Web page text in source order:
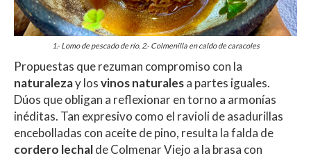
1.- Lomo de pescado de río. 2.- Colmenilla en caldo de caracoles
Propuestas que rezuman compromiso con la
naturalezay losvinos naturalesa partes iguales.
Dúos que obligan a reflexionar en torno a armonías
inéditas. Tan expresivo como el ravioli de asadurillas
encebolladas con aceite de pino, resulta la falda de
cordero lechalde Colmenar Viejo a la brasa con